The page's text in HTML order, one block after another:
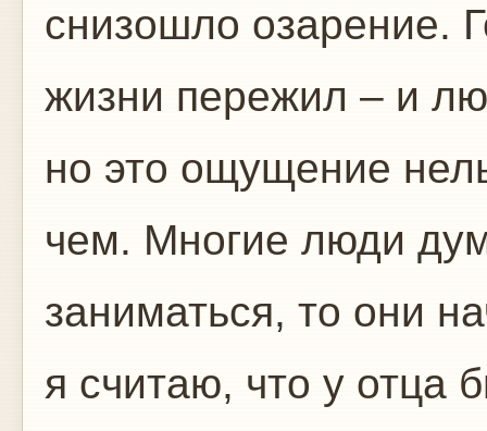
снизошло озарение.
жизни пережил – и
но это ощущение
чем. Многие люди
заниматься, то они
я считаю, что у отца